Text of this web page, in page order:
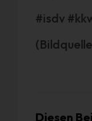
#isdv
Diesen